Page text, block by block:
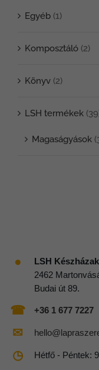
Egyéb (1)
Komposztáló (2)
Könyv (2)
LSH termékek
Magaságyások
●
LSH
2462
Budai út 89.
☎ +36 1 677 7227
✉
◷ Hétfő - Péntek: